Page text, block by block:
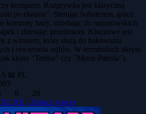
komputer. Rozgrywka jest klasyczną
po ekranie". Sterując bohaterem, gracz
komnaty bazy, strzelając do nazistowskich
i zbierając przedmioty. Kluczowe jest
z wirusem, które służą do hakowania
i otwierania sejfów. W terminalach ukryto
klony "Tetrisa" czy "Moon Patrola").
📖 PL
0
20
XL/XE - Zobacz więcej